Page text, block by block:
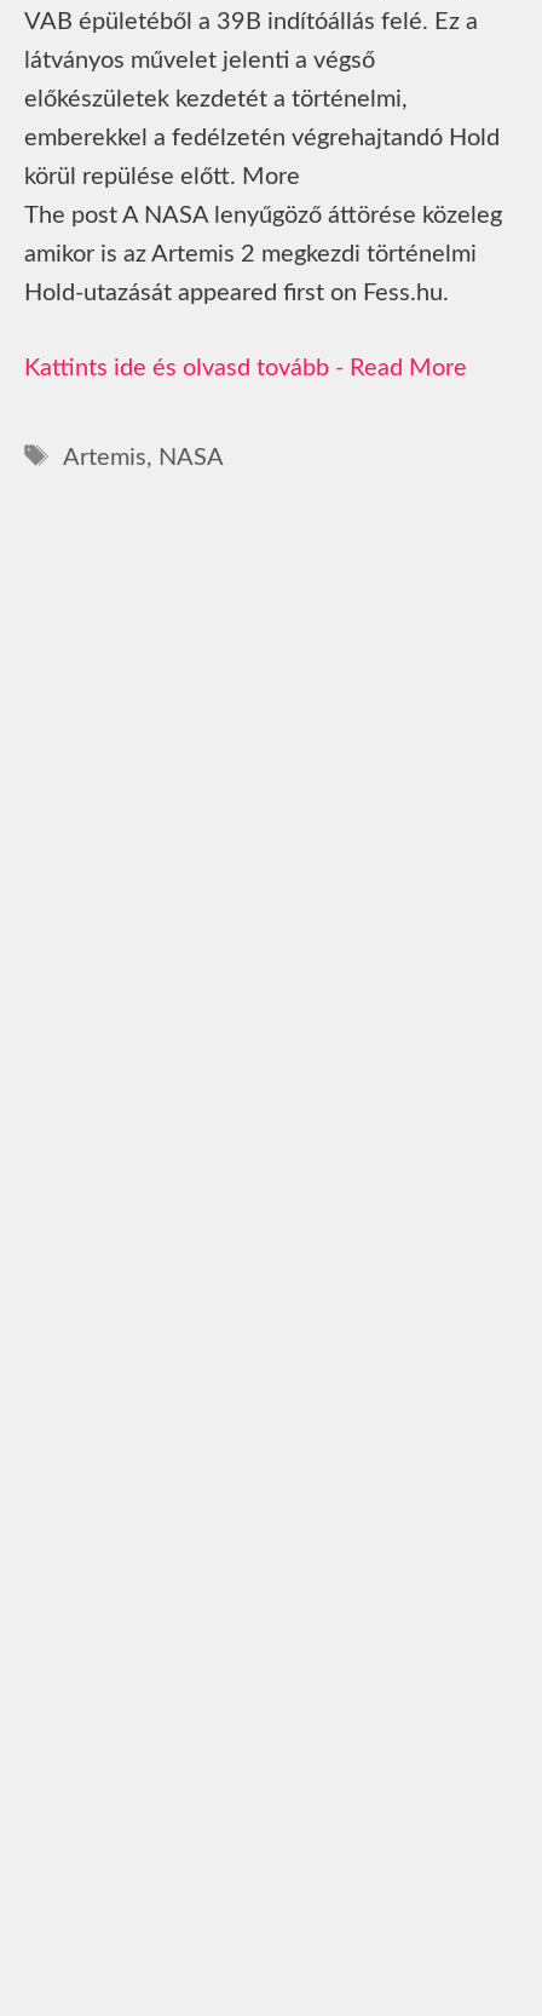
VAB épületéből a 39B indítóállás felé. Ez a
látványos művelet jelenti a végső
előkészületek kezdetét a történelmi,
emberekkel a fedélzetén végrehajtandó Hold
körül repülése előtt. More
The post A NASA lenyűgöző áttörése közeleg
amikor is az Artemis 2 megkezdi történelmi
Hold-utazását appeared first on Fess.hu.
Read More
Címkék
Artemis, NASA